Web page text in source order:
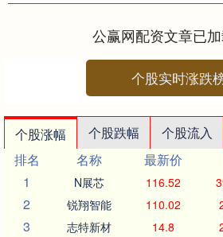
202....
公赢网配资文章已
个股实时涨跌
个股涨幅 个股跌幅 个股流入
排名
名称 最新价
1
N展芯 116.52
2 锐翔智能 110.02
3 志特新材 14.8